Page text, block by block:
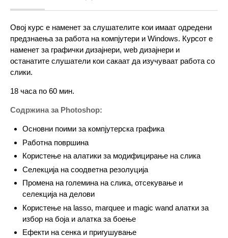
Овој курс е наменет за слушателите кои имаат одредени
предзнаења за работа на компјутери и Windows. Курсот е
наменет за графички дизајнери, web дизајнери и
останатите слушатели кои сакаат да изучуваат работа со
слики.
18 часа по 60 мин.
Содржина за Photoshop:
Основни поими за компјутерска графика
Работна површина
Користење на алатики за модифицирање на слика
Селекција на соодветна резолуција
Промена на големина на слика, отсекување и
селекција на делови
Користење на lasso, marquee и magic wand алатки за
избор на боја и алатка за боење
Ефекти на сенка и пригушување